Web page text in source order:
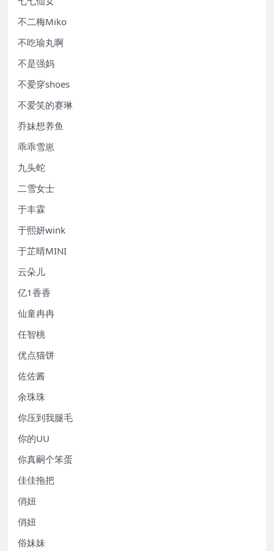
不二梅Miko
不吃瑜丸啊
不是强妈
不爱穿shoes
不爱笑的赛琳
乔妹想养鱼
乖乖雪崽
九头蛇
二雪女士
于丰霖
于熙妍wink
于芷晴MINI
云朵儿
亿1香香
仙童冉冉
任智桃
优点猫饼
佐佐酱
余珠珠
你压到我腿毛
你的UU
你真嗣个笨蛋
佳佳拖把
俏妞
俏妞
俗妹妹